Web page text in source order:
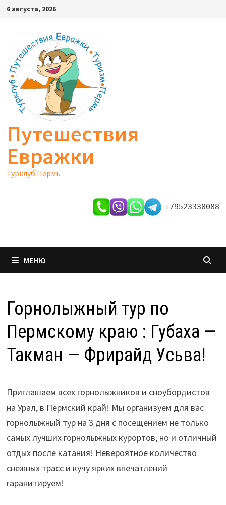
Перейти
содержимому
6 августа, 2026
Путешествия
Евражки
Турклуб Пермь
+79523330088
МЕНЮ
Горнолыжный тур по
Пермскому краю : Губаха —
Такман — Фрирайд Усьва!
Приглашаем всех горнолыжников и сноубордистов
на Урал, в Пермский край! Мы организуем для вас
горнолыжный тур на 3 дня с посещением не только
самых лучших горнолыжных курортов, но и отличный
отдых после катания! Невероятное количество
снежных трасс и кучу ярких впечатлений
гаранитируем!